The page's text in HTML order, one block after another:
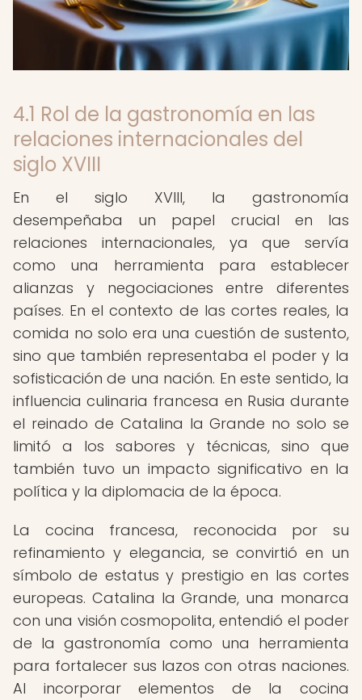
4.1 Rol de la gastronomía en las
relaciones internacionales del
siglo XVIII
En el siglo XVIII, la gastronomía
desempeñaba un papel crucial en las
relaciones internacionales, ya que servía
como una herramienta para establecer
alianzas y negociaciones entre diferentes
países. En el contexto de las cortes reales, la
comida no solo era una cuestión de sustento,
sino que también representaba el poder y la
sofisticación de una nación. En este sentido, la
influencia culinaria francesa en Rusia durante
el reinado de Catalina la Grande no solo se
limitó a los sabores y técnicas, sino que
también tuvo un impacto significativo en la
política y la diplomacia de la época.
La cocina francesa, reconocida por su
refinamiento y elegancia, se convirtió en un
símbolo de estatus y prestigio en las cortes
europeas. Catalina la Grande, una monarca
con una visión cosmopolita, entendió el poder
de la gastronomía como una herramienta
para fortalecer sus lazos con otras naciones.
Al incorporar elementos de la cocina